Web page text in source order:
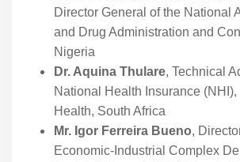
Director General of the National
and Drug Administration and
Nigeria
Dr. Aquina Thulare, Technical
National Health Insurance (NHI),
Health, South Africa
Mr. Igor Ferreira Bueno,
Economic-Industrial Complex